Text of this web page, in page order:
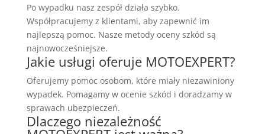
Po wypadku nasz zespół działa szybko.
Współpracujemy z klientami, aby zapewnić im
najlepszą pomoc. Nasze metody oceny szkód są
najnowocześniejsze.
Jakie usługi oferuje MOTOEXPERT?
Oferujemy pomoc osobom, które miały niezawiniony
wypadek. Pomagamy w ocenie szkód i doradzamy w
sprawach ubezpieczeń.
Dlaczego niezależność